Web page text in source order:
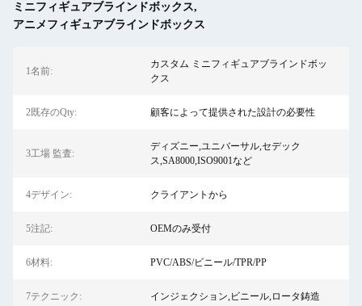
ミニフィギュアブラインドボックス,
アニメフィギュアブラインドボックス
1名前:
カスタム ミニフィギュアブラインドボッ
クス
2既存のQty: 顧客によって提供された設計の必要性
3工場 監査:
ディズニー,ユニバーサル,セデック
ス,SA8000,ISO9001など
4デザイン: クライアントから
5注記: OEMのみ受付
6材料: PVC/ABS/ビニール/TPR/PP
7テクニック: インジェクション,ビニール,ロータ鋳造